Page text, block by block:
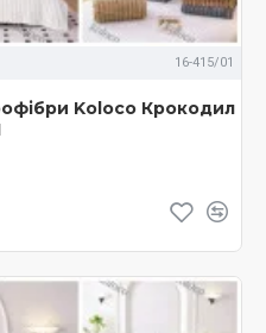
16-415/01
Koloco Крокодил